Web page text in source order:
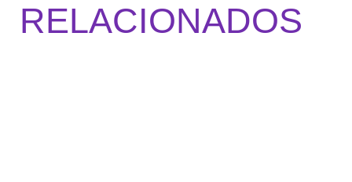
RELACIONADOS